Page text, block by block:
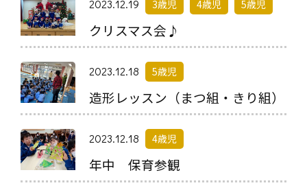
2023.12.19 3歳児 4歳児 5歳児
クリスマス会♪
2023.12.18 5歳児
造形レッスン（まつ組・きり組）
2023.12.18 4歳児
年中 保育参観